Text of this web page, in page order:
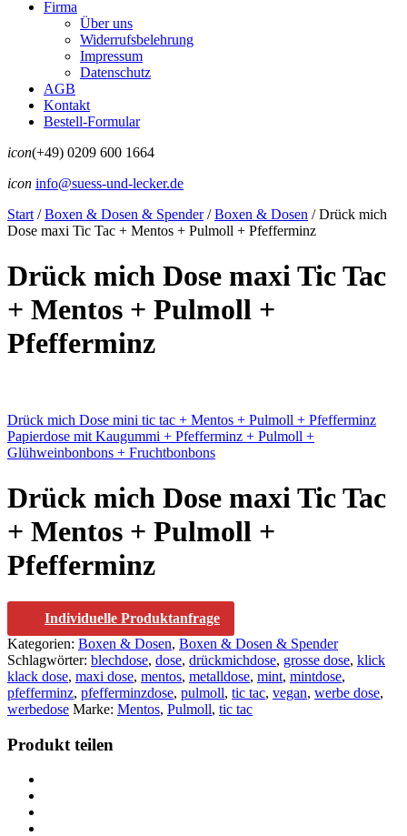
Firma
Über uns
Widerrufsbelehrung
Impressum
Datenschutz
AGB
Kontakt
Bestell-Formular
icon(+49) 0209 600 1664
icon info@suess-und-lecker.de
Start / Boxen & Dosen & Spender / Boxen & Dosen /Drück mich
Dose maxi Tic Tac + Mentos + Pulmoll + Pfefferminz
Drück mich Dose maxi Tic Tac
+ Mentos + Pulmoll +
Pfefferminz
Drück mich Dose mini tic tac + Mentos + Pulmoll + Pfefferminz
Papierdose mit Kaugummi + Pfefferminz + Pulmoll +
Glühweinbonbons + Fruchtbonbons
Drück mich Dose maxi Tic Tac
+ Mentos + Pulmoll +
Pfefferminz
Individuelle Produktanfrage
Kategorien: Boxen & Dosen, Boxen & Dosen & Spender
Schlagwörter: blechdose, dose, drückmichdose, grosse dose, klick
klack dose, maxi dose, mentos, metalldose, mint, mintdose,
pfefferminz, pfefferminzdose, pulmoll, tic tac, vegan, werbe dose,
werbedose Marke: Mentos, Pulmoll, tic tac
Produkt teilen